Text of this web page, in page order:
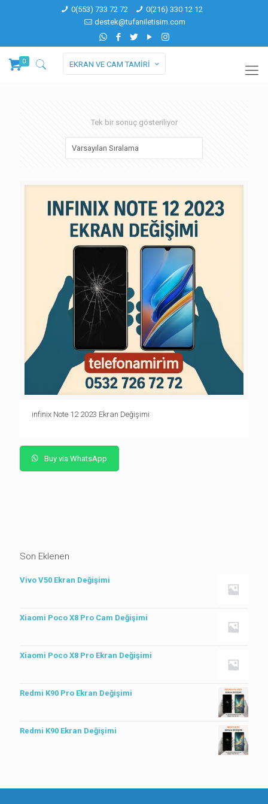
0(553) 733 72 72
0(216) 330 12 12
destek@tufaniletisim.com
0 EKRAN VE CAM TAMİRİ
Tek bir sonuç gösteriliyor
infinix Note 12 2023 Ekran Değişimi
Buy via WhatsApp
Son Eklenen
Vivo V50 Ekran Değişimi
Xiaomi Poco X8 Pro Cam Değişimi
Xiaomi Poco X8 Pro Ekran Değişimi
Redmi K90 Pro Ekran Değişimi
Redmi K90 Ekran Değişimi